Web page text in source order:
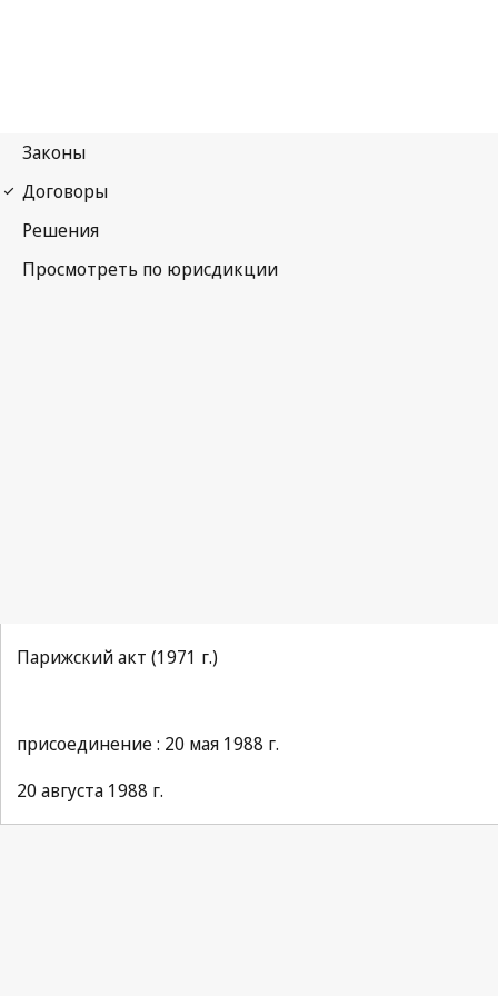
Парижский акт (1971 г.)
присоединение : 20 мая 1988 г.
20 августа 1988 г.